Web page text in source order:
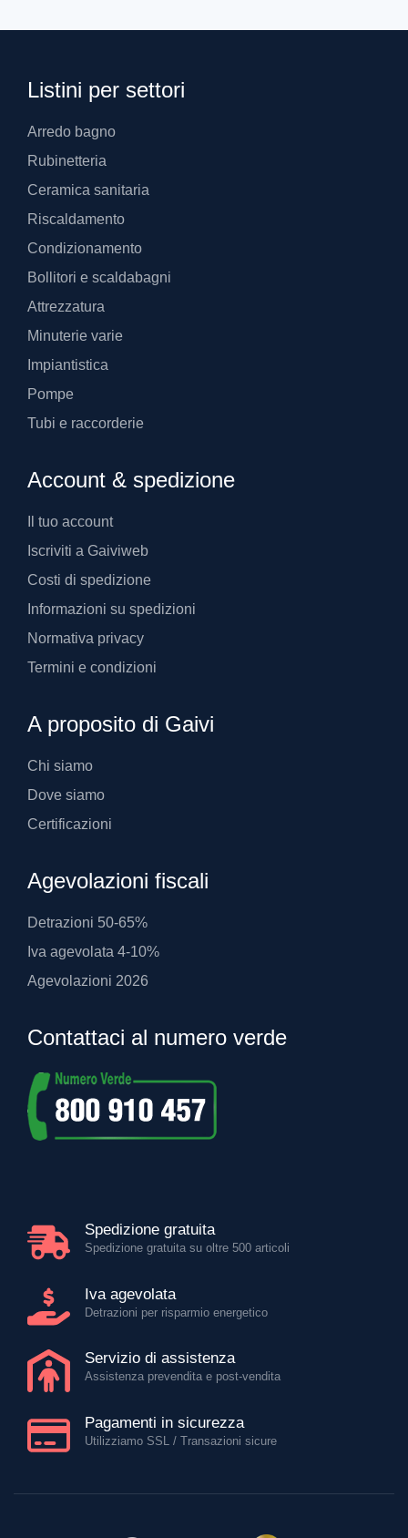
Listini per settori
Arredo bagno
Rubinetteria
Ceramica sanitaria
Riscaldamento
Condizionamento
Bollitori e scaldabagni
Attrezzatura
Minuterie varie
Impiantistica
Pompe
Tubi e raccorderie
Account & spedizione
Il tuo account
Iscriviti a Gaiviweb
Costi di spedizione
Informazioni su spedizioni
Normativa privacy
Termini e condizioni
A proposito di Gaivi
Chi siamo
Dove siamo
Certificazioni
Agevolazioni fiscali
Detrazioni 50-65%
Iva agevolata 4-10%
Agevolazioni 2026
Contattaci al numero verde
Spedizione gratuita
Spedizione gratuita su oltre 500 articoli
Iva agevolata
Detrazioni per risparmio energetico
Servizio di assistenza
Assistenza prevendita e post-vendita
Pagamenti in sicurezza
Utilizziamo SSL / Transazioni sicure